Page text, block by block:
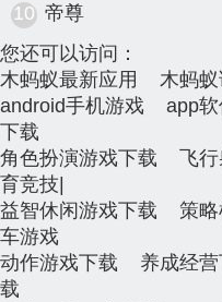
10 帝尊
您还可以访问：
木蚂蚁最新应用
木蚂
android手机游戏
app
下载
角色扮演游戏下载
飞
育竞技|
益智休闲游戏下载
策
车游戏
动作游戏下载
养成经
载